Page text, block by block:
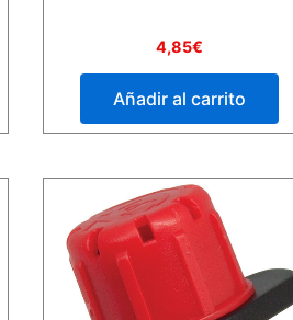
4,85€
Añadir al carrito